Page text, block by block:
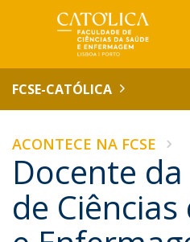
FCSE-CATÓLICA
ACONTECE NA FCSE
Docente
de